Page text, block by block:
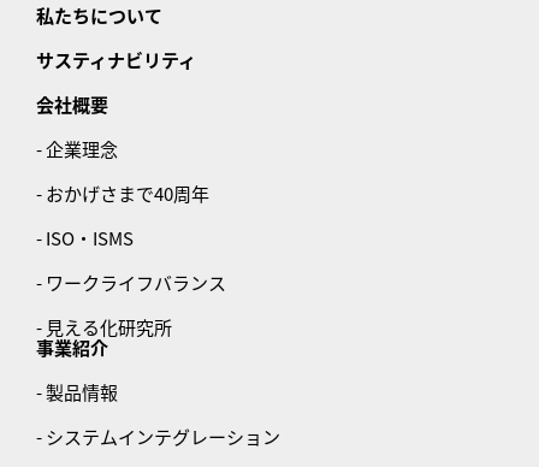
私たちについて
サスティナビリティ
会社概要
- 企業理念
- おかげさまで40周年
- ISO・ISMS
- ワークライフバランス
- 見える化研究所
事業紹介
- 製品情報
- システムインテグレーション